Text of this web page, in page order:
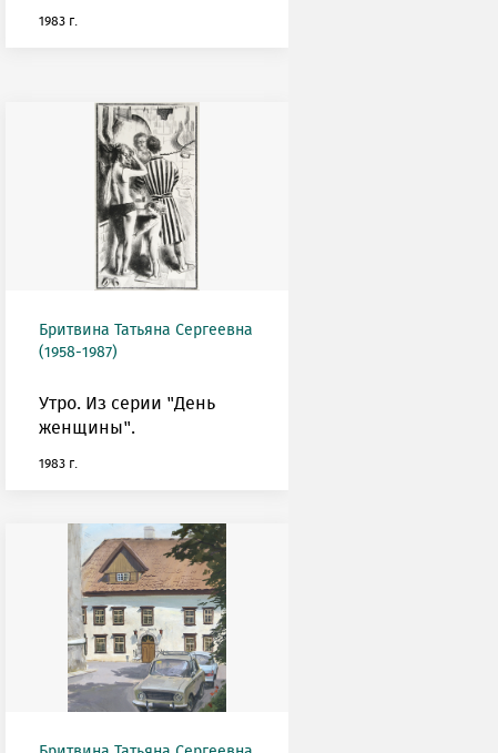
1983 г.
Бритвина Татьяна Сергеевна
(1958-1987)
Утро. Из серии "День
женщины".
1983 г.